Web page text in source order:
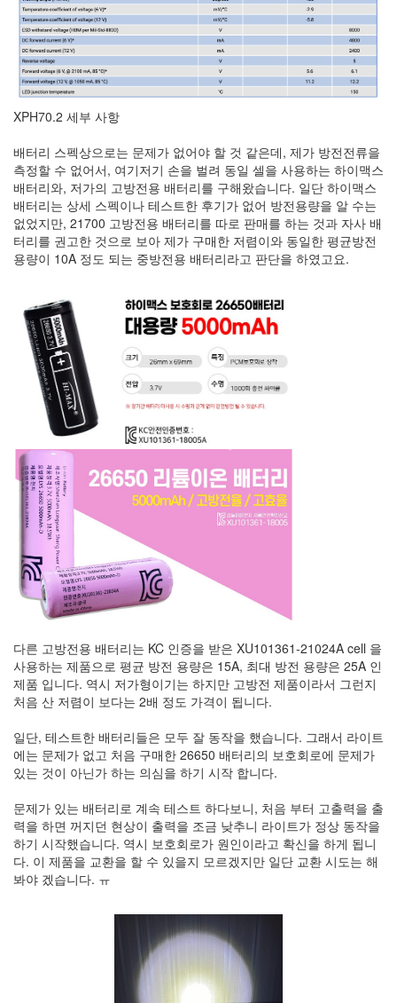
XPH70.2 세부 사항
배터리 스펙상으로는 문제가 없어야 할 것 같은데, 제가 방전전류을
측정할 수 없어서, 여기저기 손을 벌려 동일 셀을 사용하는 하이맥스
배터리와, 저가의 고방전용 배터리를 구해왔습니다. 일단 하이맥스
배터리는 상세 스펙이나 테스트한 후기가 없어 방전용량을 알 수는
없었지만, 21700 고방전용 배터리를 따로 판매를 하는 것과 자사 배
터리를 권고한 것으로 보아 제가 구매한 저렴이와 동일한 평균방전
용량이 10A 정도 되는 중방전용 배터리라고 판단을 하였고요.
다른 고방전용 배터리는 KC 인증을 받은 XU101361-21024A cell 을
사용하는 제품으로 평균 방전 용량은 15A, 최대 방전 용량은 25A 인
제품 입니다. 역시 저가형이기는 하지만 고방전 제품이라서 그런지
처음 산 저렴이 보다는 2배 정도 가격이 됩니다.
일단, 테스트한 배터리들은 모두 잘 동작을 했습니다. 그래서 라이트
에는 문제가 없고 처음 구매한 26650 배터리의 보호회로에 문제가
있는 것이 아닌가 하는 의심을 하기 시작 합니다.
문제가 있는 배터리로 계속 테스트 하다보니, 처음 부터 고출력을 출
력을 하면 꺼지던 현상이 출력을 조금 낮추니 라이트가 정상 동작을
하기 시작했습니다. 역시 보호회로가 원인이라고 확신을 하게 됩니
다. 이 제품을 교환을 할 수 있을지 모르겠지만 일단 교환 시도는 해
봐야 겠습니다. ㅠ